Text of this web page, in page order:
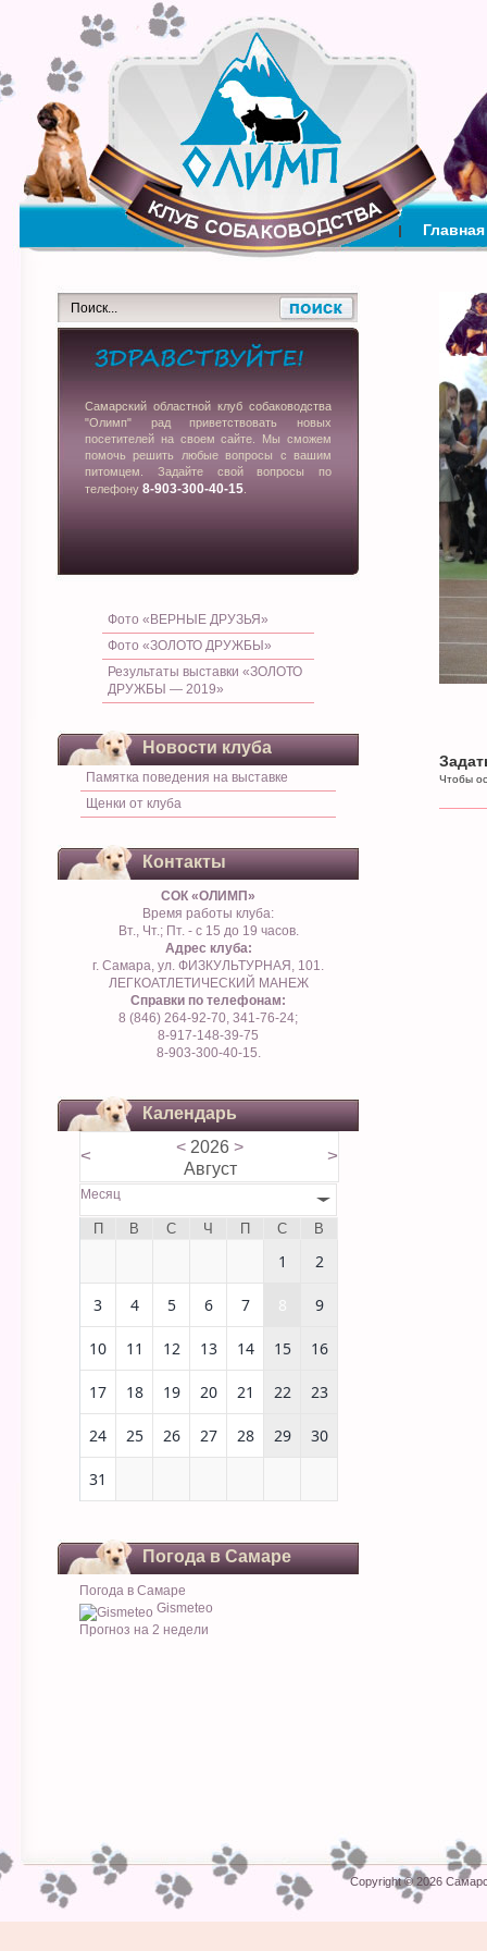
Главная
Самарский областной клуб собаководства
"Олимп" рад приветствовать новых
посетителей на своем сайте. Мы сможем
помочь решить любые вопросы с вашим
питомцем. Задайте свой вопросы по
телефону 8-903-300-40-15
Фото «ВЕРНЫЕ ДРУЗЬЯ»
Фото «ЗОЛОТО ДРУЖБЫ»
Результаты выставки «ЗОЛОТО
ДРУЖБЫ — 2019»
Новости клуба
Памятка поведения на выставке
Щенки от клуба
Контакты
СОК «ОЛИМП»
Время работы клуба:
Вт., Чт.; Пт. - с 15 до 19 часов.
Адрес клуба:
г. Самара, ул. ФИЗКУЛЬТУРНАЯ, 101.
ЛЕГКОАТЛЕТИЧЕСКИЙ МАНЕЖ
Справки по телефонам:
8 (846) 264-92-70, 341-76-24;
8-917-148-39-75
8-903-300-40-15.
Календарь
< < 2026 >
Август
>
Месяц
П В С Ч П С В
1 2
3 4 5 6 7 8 9
10 11 12 13 14 15 16
17 18 19 20 21 22 23
24 25 26 27 28 29 30
31
Погода в Самаре
Погода в Самаре
Gismeteo
Прогноз на 2 недели
Чтобы
Copyright © 2026